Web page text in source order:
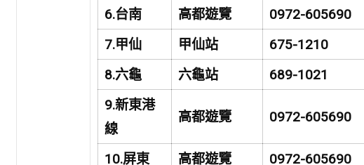
6.台南 高都遊覽 0972-605690
7.甲仙 甲仙站 675-1210
8.六龜 六龜站 689-1021
9.新東港
線
高都遊覽 0972-605690
10.屏東 高都遊覽 0972-605690